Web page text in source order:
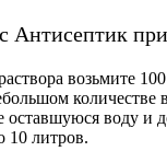
Антисептик
возьмите
количестве
оставшуюся воду и
10 литров.